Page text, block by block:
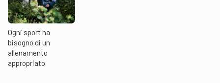
Ogni sport ha
bisogno di un
allenamento
appropriato.